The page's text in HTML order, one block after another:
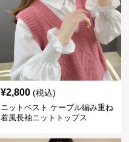
¥2,800 (税込)
ニットベスト ケーブル編み重ね
着風長袖ニットトップス